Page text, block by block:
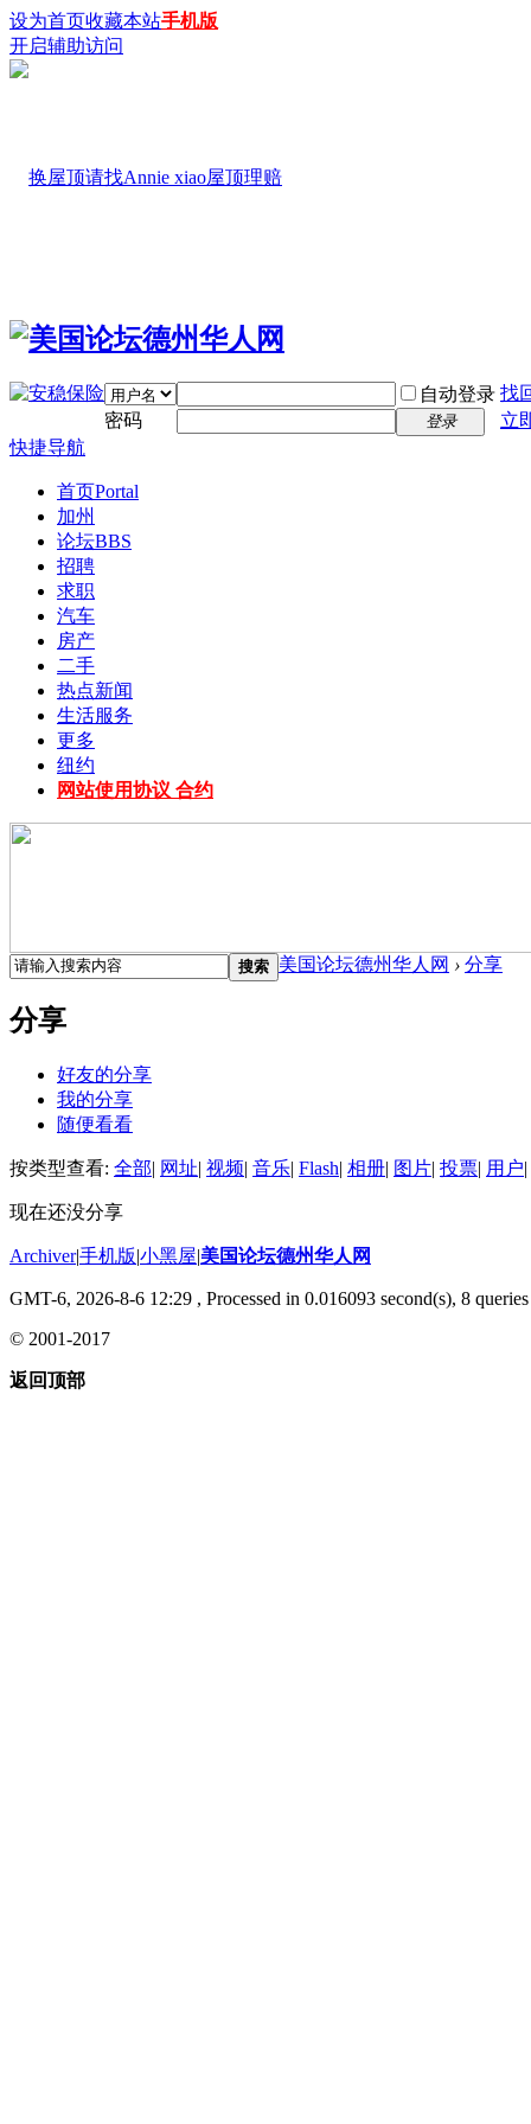
设为首页收藏本站手机版
开启辅助访问
自动登录 找
密码
登录
立
快捷导航
首页Portal
加州
论坛BBS
招聘
求职
汽车
房产
二手
热点新闻
生活服务
更多
纽约
网站使用协议 合约
搜索 美国论坛德州华人网 › 分享
分享
好友的分享
我的分享
随便看看
按类型查看: 全部| 网址| 视频| 音乐| Flash| 相册| 图片| 投票| 用户|
现在还没分享
Archiver|手机版|小黑屋|美国论坛德州华人网
GMT-6, 2026-8-6 12:29 , Processed in 0.016093 second(s), 8
© 2001-2017
返回顶部